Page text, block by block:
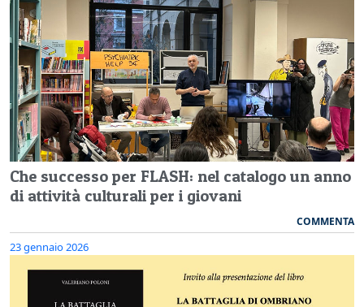
Che successo per FLASH: nel catalogo un anno
di attività culturali per i giovani
COMMENTA
23 gennaio 2026